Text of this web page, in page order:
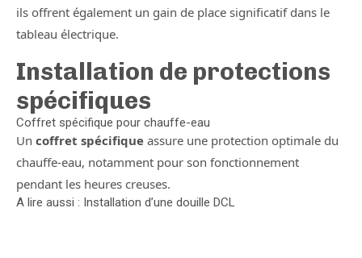
ils offrent également un gain de place significatif dans le
tableau électrique.
Installation de protections
spécifiques
Coffret spécifique pour chauffe-eau
Un coffret spécifique assure une protection optimale du
chauffe-eau, notamment pour son fonctionnement
pendant les heures creuses.
A lire aussi : Installation d’une douille DCL